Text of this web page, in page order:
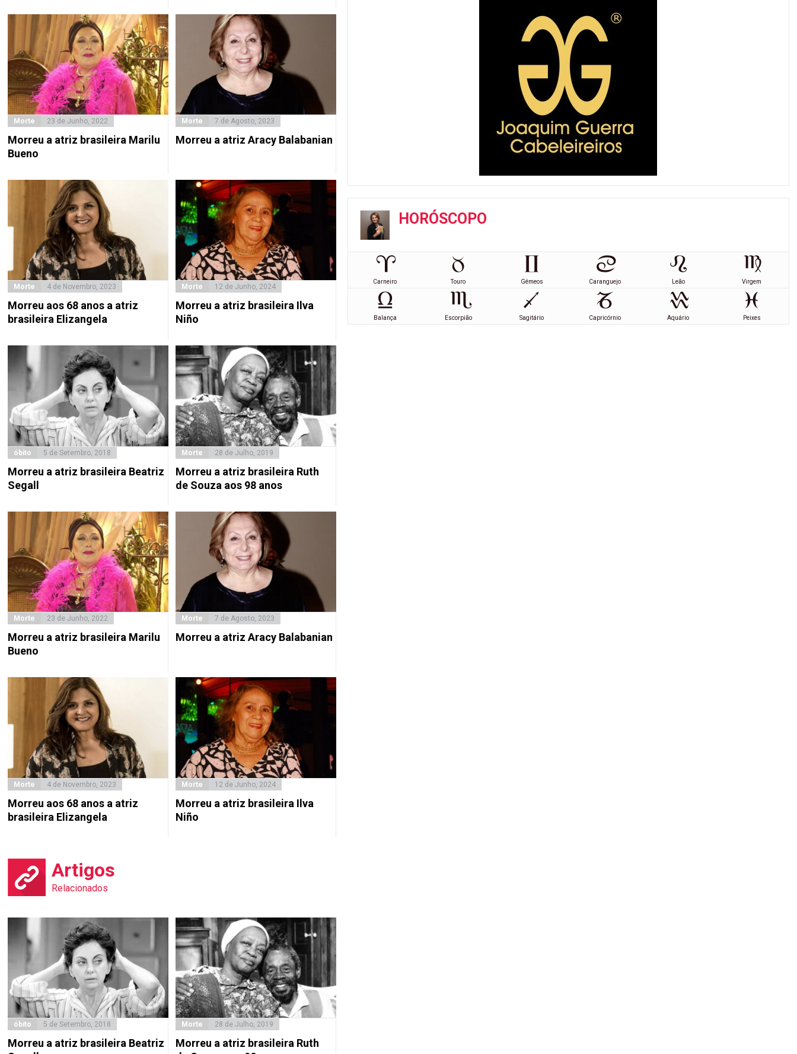
Morte 23 de Junho, 2022
Morreu a atriz brasileira Marilu
Bueno
Morte 7 de Agosto, 2023
Morreu a atriz Aracy Balabanian
Morte 4 de Novembro, 2023
Morreu aos 68 anos a atriz
brasileira Elizangela
Morte 12 de Junho, 2024
Morreu a atriz brasileira Ilva
Niño
óbito 5 de Setembro, 2018
Morreu a atriz brasileira Beatriz
Segall
Morte 28 de Julho, 2019
Morreu a atriz brasileira Ruth
de Souza aos 98 anos
Morte 23 de Junho, 2022
Morreu a atriz brasileira Marilu
Bueno
Morte 7 de Agosto, 2023
Morreu a atriz Aracy Balabanian
Morte 4 de Novembro, 2023
Morreu aos 68 anos a atriz
brasileira Elizangela
Morte 12 de Junho, 2024
Morreu a atriz brasileira Ilva
Niño
Artigos
Relacionados
óbito 5 de Setembro, 2018
Morreu a atriz brasileira Beatriz
Morte 28 de Julho, 2019
Morreu a atriz brasileira Ruth
HORÓSCOPO
Carneiro Touro Gémeos Caranguejo Leão Virgem
Balança Escorpião Sagitário Capricórnio Aquário Peixes